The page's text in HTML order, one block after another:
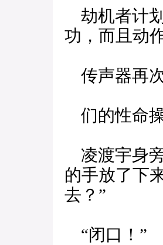
劫机者计
功，而且动
传声器再
们的性命
凌渡宇身
的手放了下
去？”
“闭口！”